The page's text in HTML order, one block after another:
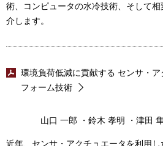
術、コンピュータの水冷技術、そして
介します。
環境負荷低減に貢献する センサ・
フォーム技術
山口 一郎 ・鈴木 孝明 ・津田
近年、センサ・アクチュエータを利用